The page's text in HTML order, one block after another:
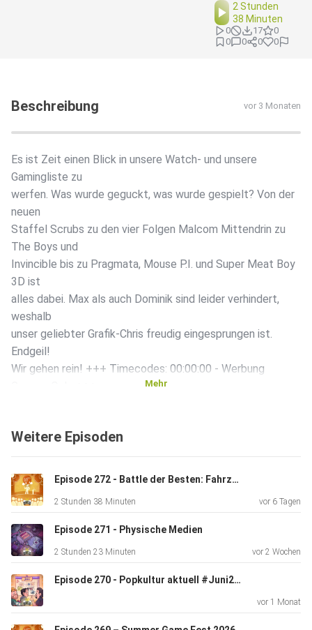
2 Stunden
38 Minuten
0 17
0
0
0 0 0
Beschreibung vor 3 Monaten
Es ist Zeit einen Blick in unsere Watch- und unsere
Gamingliste zu
werfen. Was wurde geguckt, was wurde gespielt? Von der
neuen
Staffel Scrubs zu den vier Folgen Malcom Mittendrin zu
The Boys und
Invincible bis zu Pragmata, Mouse P.I. und Super Meat Boy
3D ist
alles dabei. Max als auch Dominik sind leider verhindert,
weshalb
unser geliebter Grafik-Chris freudig eingesprungen ist.
Endgeil!
Wir gehen rein! +++ Timecodes: 00:00:00 - Werbung
02:38:05 - Outro Radio Nukular + 02:38:11 - Werbung
Mehr
Weitere Episoden
Episode 272 - Battle der Besten: Fahrzeuge der Popkultur
2 Stunden 38 Minuten vor 6 Tagen
Episode 271 - Physische Medien
2 Stunden 23 Minuten vor 2 Wochen
Episode 270 - Popkultur aktuell #Juni2026
vor 1 Monat